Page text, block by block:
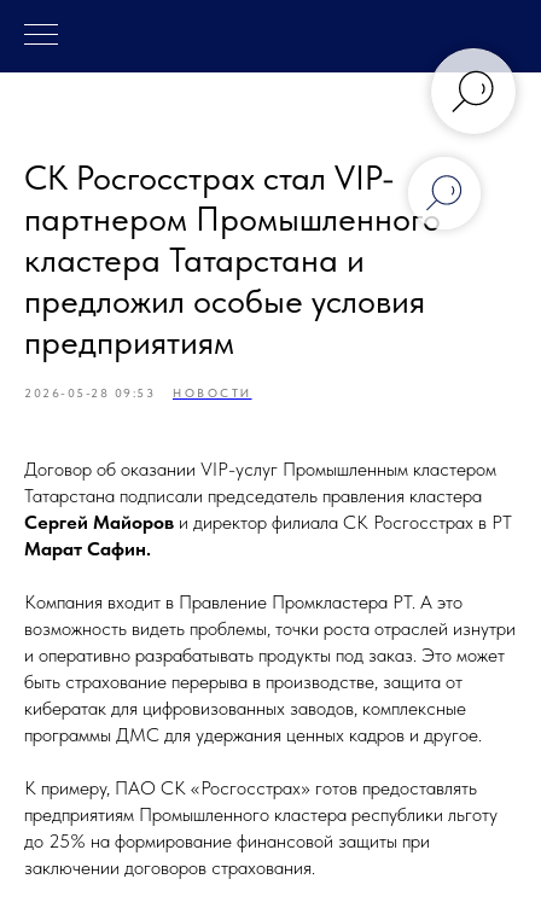
СК Росгосстрах стал VIP-
партнером Промышленного
кластера Татарстана и
предложил особые условия
предприятиям
2026-05-28 09:53 НОВОСТИ
Договор об оказании VIP-услуг Промышленным кластером
Татарстана подписали председатель правления кластера
Сергей Майоров и директор филиала СК Росгосстрах в РТ
Марат Сафин.
Компания входит в Правление Промкластера РТ. А это
возможность видеть проблемы, точки роста отраслей изнутри
и оперативно разрабатывать продукты под заказ. Это может
быть страхование перерыва в производстве, защита от
кибератак для цифровизованных заводов, комплексные
программы ДМС для удержания ценных кадров и другое.
К примеру, ПАО СК «Росгосстрах» готов предоставлять
предприятиям Промышленного кластера республики льготу
до 25% на формирование финансовой защиты при
заключении договоров страхования.